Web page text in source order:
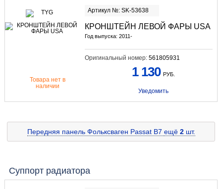
Артикул №: SK-53638
КРОНШТЕЙН ЛЕВОЙ ФАРЫ USA
Год выпуска: 2011-
Оригинальный номер: 561805931
Товара нет в
наличии
1 130 РУБ.
Уведомить
Передняя панель Фольксваген Passat B7 ещё 2шт.
Суппорт радиатора